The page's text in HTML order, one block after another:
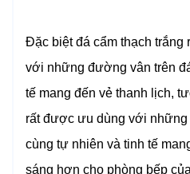
Đặc biệt đá cẩm thạch
với những đường vân trên
tế mang đến vẻ thanh lịch,
rất được ưu dùng với
cùng tự nhiên và tinh tế
sáng hơn cho phòng bếp